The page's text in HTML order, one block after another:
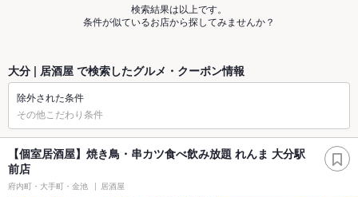
検索結果は以上です。
条件が似ているお店から探してみませんか？
大分 | 居酒屋 で検索したグルメ・クーポン情報
除外された条件
その他こだわり条件
【個室居酒屋】焼き鳥・串カツ食べ飲み放題 れんま 大分駅
前店
府内町・大手町・金池 居酒屋